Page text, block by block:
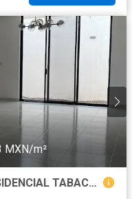
MXN/m²
CASA NUEVA EN VENTA EN RESIDENCIAL TABACHINES 3 RECAMARAS C/U CON BAÑO